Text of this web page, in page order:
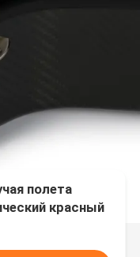
полета
красный